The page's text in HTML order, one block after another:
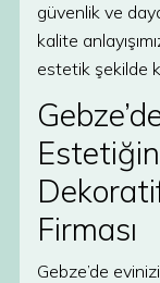
güvenlik ve
kalite
estetik şekilde
Firması
Gebze’de